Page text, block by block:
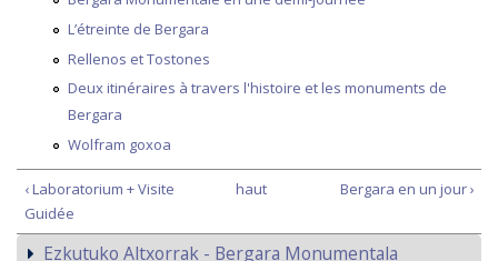
L’étreinte de Bergara
Rellenos et Tostones
Deux itinéraires à travers l'histoire et les monuments de
Bergara
Wolfram goxoa
‹ Laboratorium + Visite
Guidée
haut Bergara en un jour ›
Ezkutuko Altxorrak - Bergara Monumentala